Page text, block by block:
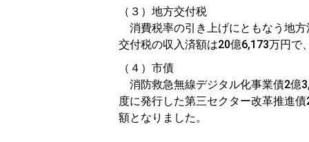
（３）地方交付税
消費税率の引き上げにともなう地
交付税の収入済額は20億6,173万円で
（４）市債
消防救急無線デジタル化事業債2億
度に発行した第三セクター改革推進
額となりました。